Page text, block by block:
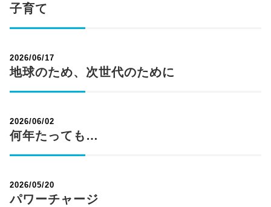
子育て
2026/06/17
地球のため、次世代のために
2026/06/02
何年たっても…
2026/05/20
パワーチャージ